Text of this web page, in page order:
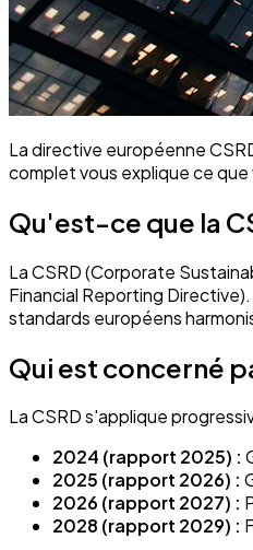
La directive européenne
complet vous explique ce
Qu'est-ce que la
La CSRD (Corporate
Financial Reporting
standards européens
Qui est concerné
La CSRD s'applique
2024 (rapport 2025) :
2025 (rapport 2026) :
2026 (rapport 2027) :
2028 (rapport 2029) :